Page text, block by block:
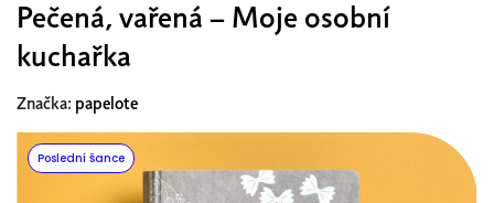
Pečená, vařená – Moje osobní
kuchařka
Značka: papelote
Poslední šance